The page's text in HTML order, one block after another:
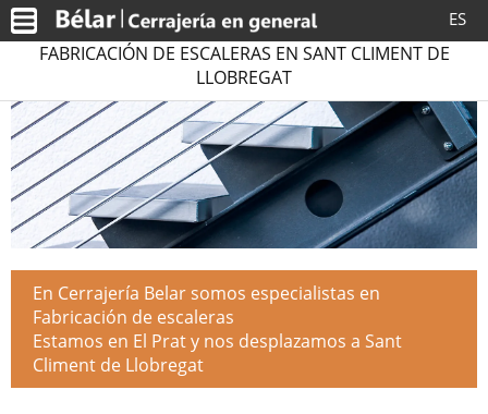
ES
FABRICACIÓN DE ESCALERAS EN SANT CLIMENT DE
LLOBREGAT
En Cerrajería Belar somos especialistas en
Fabricación de escaleras
Estamos en El Prat y nos desplazamos a Sant
Climent de Llobregat